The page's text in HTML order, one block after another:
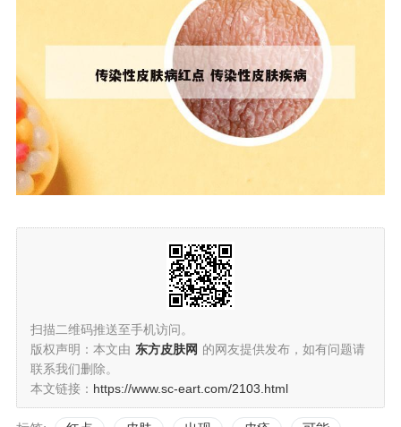
扫描二维码推送至手机访问。
版权声明：本文由 东方皮肤网 的网友提供发布，如有问题请
联系我们删除。
本文链接： https://www.sc-eart.com/2103.html